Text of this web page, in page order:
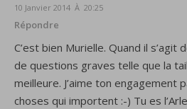
10 Janvier 2014 À 20:25
Répondre
C’est bien Murielle. Quand il
de questions graves telle que la
meilleure. J’aime ton engagement
choses qui importent :-) Tu es